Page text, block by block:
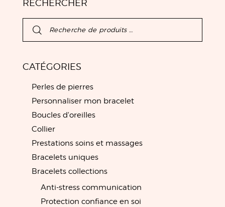
RECHERCHER
CATÉGORIES
Perles de pierres
Personnaliser mon bracelet
Boucles d'oreilles
Collier
Prestations soins et massages
Bracelets uniques
Bracelets collections
Anti-stress communication
Protection confiance en soi